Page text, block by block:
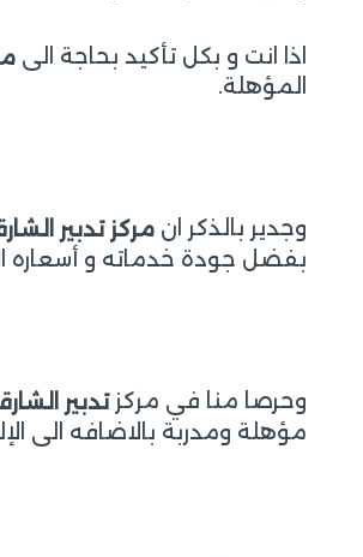
اذا انت و بكل تأكيد بحاجة الى
المؤهلة.
وجدير بالذكر انمركز تدبير
بفضل جودة خدماته و أسعاره
وحرصا منا في مركزتدبير
مؤهلة ومدربة بالاضافه الى